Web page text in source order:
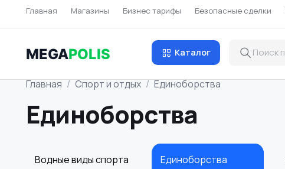
Главная Магазины Бизнес тарифы Безопасные сделки
MEGAPOLIS Каталог
Главная Спорт и отдых Единоборства
Единоборства
Водные виды спорта Единоборства